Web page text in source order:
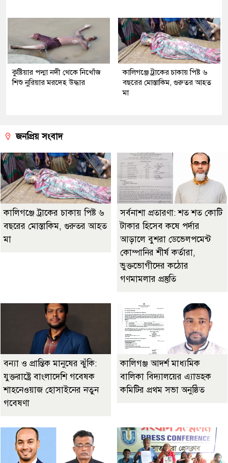
কুষ্টিয়ার পদ্মা নদী থেকে নিখোঁজ
শিশু নুরিয়ার মরদেহ উদ্ধার
কালিগঞ্জে ট্রাকের চাকায় পিষ্ট ৬
বছরের মোস্তাকিম, গুরুতর আহত
মা
জনপ্রিয় সংবাদ
কালিগঞ্জে ট্রাকের চাকায় পিষ্ট ৬
বছরের মোস্তাকিম, গুরুতর আহত
মা
সর্বনাশা প্রতারণা: শত শত কোটি
টাকার হিসেব কষে পর্দার
আড়ালে বুশরা ডেভেলপমেন্ট
কোম্পানির শীর্ষ কর্তারা,
ভুক্তভোগীদের কঠোর
গণমামলার প্রস্তুতি
বন্যা ও প্রান্তিক মানুষের ঝুঁকি:
যুক্তরাষ্ট্রে বাংলাদেশি গবেষক
শাহনেওয়াজ হোসাইনের নতুন
গবেষণা
কালিগঞ্জ আদর্শ মাধ্যমিক
বালিকা বিদ্যালয়ের এ্যাডহক
কমিটির প্রথম সভা অনুষ্ঠিত